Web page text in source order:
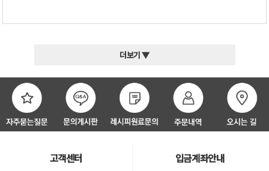
더보기 ▼
고객센터 입금계좌안내